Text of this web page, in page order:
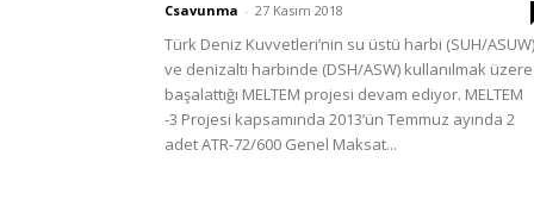
Csavunma - 27 Kasım 2018
Türk Deniz Kuvvetleri’nin su üstü harbi (SUH/ASUW)
ve denizaltı harbinde (DSH/ASW) kullanılmak üzere
başalattığı MELTEM projesi devam ediyor. MELTEM
-3 Projesi kapsamında 2013’ün Temmuz ayında 2
adet ATR-72/600 Genel Maksat...